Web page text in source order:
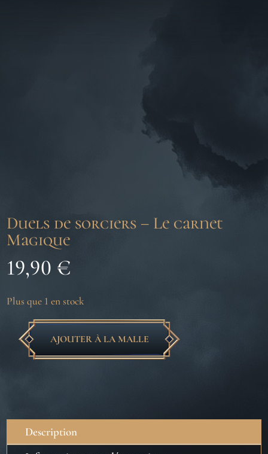
Duels de sorciers – Le carnet
Magique
19,90 €
Plus que 1 en stock
quantité
AJOUTER À LA MALLE
Description